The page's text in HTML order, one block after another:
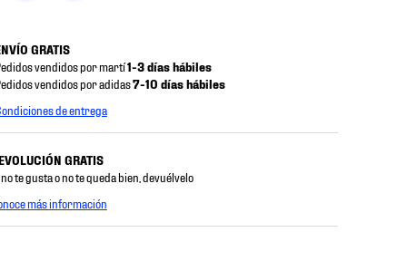
GRATIS
vendidos por martí1-3 días hábiles
vendidos por adidas7-10 días hábiles
de entrega
GRATIS
te gusta o no te queda bien, devuélvelo
más información